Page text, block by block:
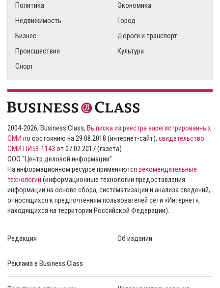
Политика
Экономика
Недвижимость
Город
Бизнес
Дороги и транспорт
Происшествия
Культура
Спорт
2004-2026, Business Class, Выписка из реестра зарегистрированных
СМИ по состоянию на 29.08.2018 (интернет-сайт), свидетельство
СМИ ПИ59-1143 от 07.02.2017 (газета)
ООО “Центр деловой информации”
На информационном ресурсе применяются рекомендательные
технологии (информационные технологии предоставления
информации на основе сбора, систематизации и анализа сведений,
относящихся к предпочтениям пользователей сети «Интернет»,
находящихся на территории Российской Федерации).
Редакция Об издании
Реклама в Business Class